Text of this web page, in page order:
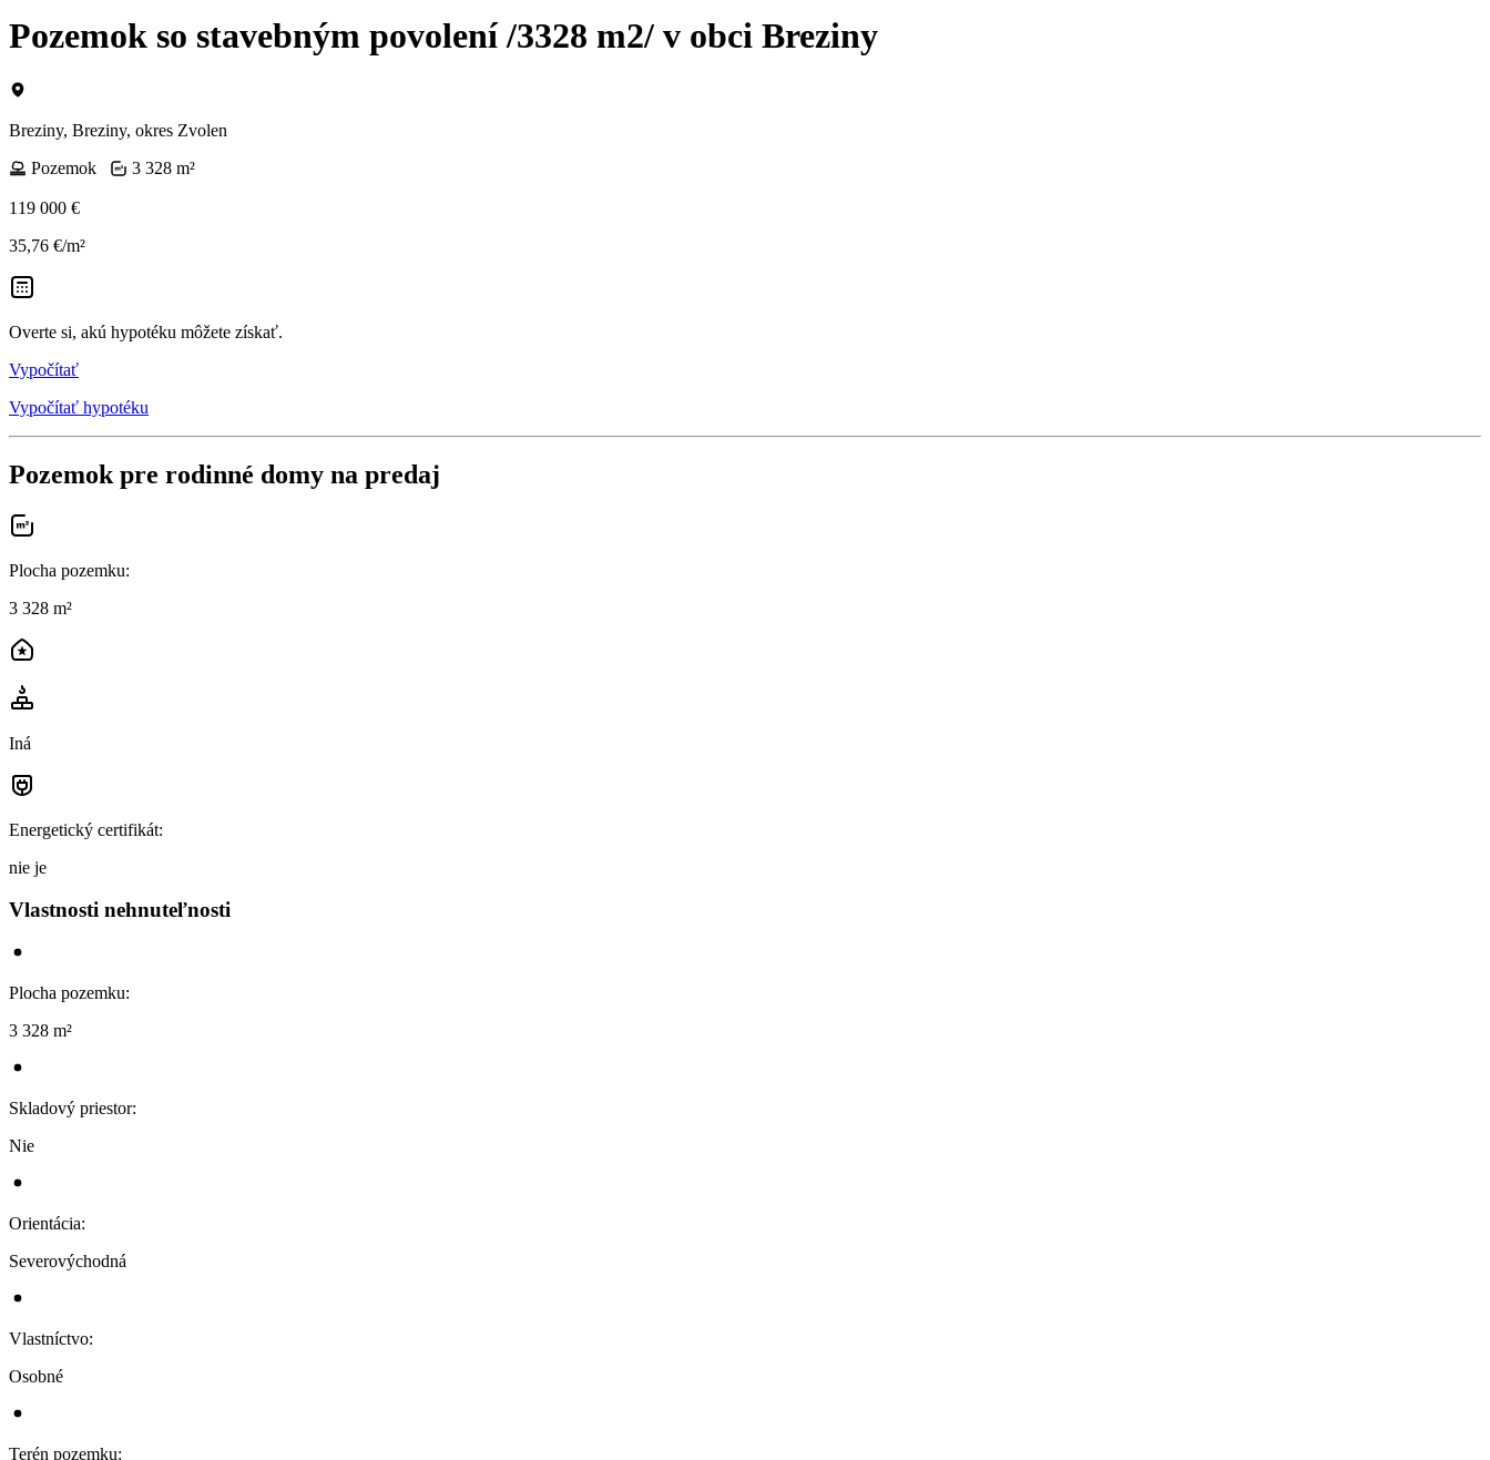
Pozemok so stavebným povolení /3328 m2/ v obci Breziny
Breziny, Breziny, okres Zvolen
Pozemok
3 328 m²
119 000 €
35,76 €/m²
Overte si, akú hypotéku môžete získať.
Vypočítať
Vypočítať hypotéku
Pozemok pre rodinné domy na predaj
Plocha pozemku:
3 328 m²
Iná
Energetický certifikát:
nie je
Vlastnosti nehnuteľnosti
Plocha pozemku:
3 328 m²
Skladový priestor:
Nie
Orientácia:
Severovýchodná
Vlastníctvo:
Osobné
Terén pozemku: